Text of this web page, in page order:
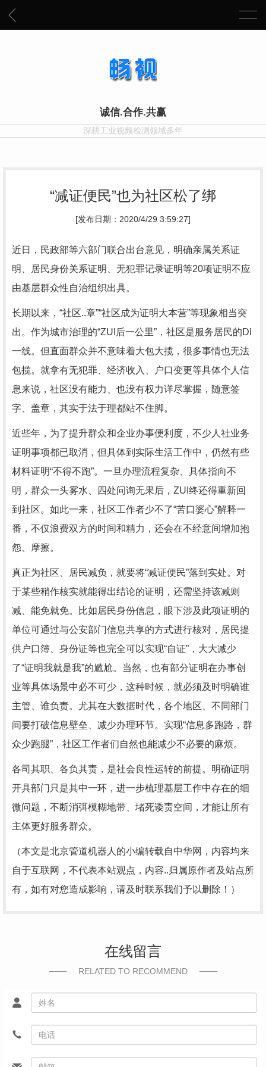
诚信.合作.共赢
深耕工业视频检测领域多年
“减证便民”也为社区松了绑
[发布日期：2020/4/29 3:59:27]
近日，民政部等六部门联合出台意见，明确亲属关系证
明、居民身份关系证明、无犯罪记录证明等20项证明不应
由基层群众性自治组织出具。
长期以来，“社区..章”“社区成为证明大本营”等现象相当突
出。作为城市治理的“ZUI后一公里”，社区是服务居民的DI
一线。但直面群众并不意味着大包大揽，很多事情也无法
包揽。就拿有无犯罪、经济收入、户口变更等具体个人信
息来说，社区没有能力、也没有权力详尽掌握，随意签
字、盖章，其实于法于理都站不住脚。
近些年，为了提升群众和企业办事便利度，不少人社业务
证明事项都已取消，但具体到实际生活工作中，仍然有些
材料证明“不得不跑”。一旦办理流程复杂、具体指向不
明，群众一头雾水、四处问询无果后，ZUI终还得重新回
到社区。如此一来，社区工作者少不了“苦口婆心”解释一
番，不仅浪费双方的时间和精力，还会在不经意间增加抱
怨、摩擦。
真正为社区、居民减负，就要将“减证便民”落到实处。对
于某些稍作核实就能得出结论的证明，还需坚持该减则
减、能免就免。比如居民身份信息，眼下涉及此项证明的
单位可通过与公安部门信息共享的方式进行核对，居民提
供户口簿、身份证等也完全可以实现“自证”，大大减少
了“证明我就是我”的尴尬。当然，也有部分证明在办事创
业等具体场景中必不可少，这种时候，就必须及时明确谁
主管、谁负责。尤其在大数据时代，各个地区、不同部门
间要打破信息壁垒、减少办理环节。实现“信息多跑路，群
众少跑腿”，社区工作者们自然也能减少不必要的麻烦。
各司其职、各负其责，是社会良性运转的前提。明确证明
开具部门只是其中一环，进一步梳理基层工作中存在的细
微问题，不断消弭模糊地带、堵死诿责空间，才能让所有
主体更好服务群众。
（本文是北京管道机器人 的小编转载自中华网，内容均来
自于互联网，不代表本站观点，内容..归属原作者及站点所
有，如有对您造成影响，请及时联系我们予以删除！）
在线留言
RELATED TO RECOMMEND